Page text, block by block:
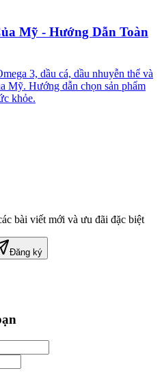
Mỹ - Hướng Dẫn Toàn
3, dầu cá, dầu nhuyễn thể và
Mỹ. Hướng dẫn chọn sản phẩm
khỏe.
bài viết mới và ưu đãi đặc biệt
Đăng ký